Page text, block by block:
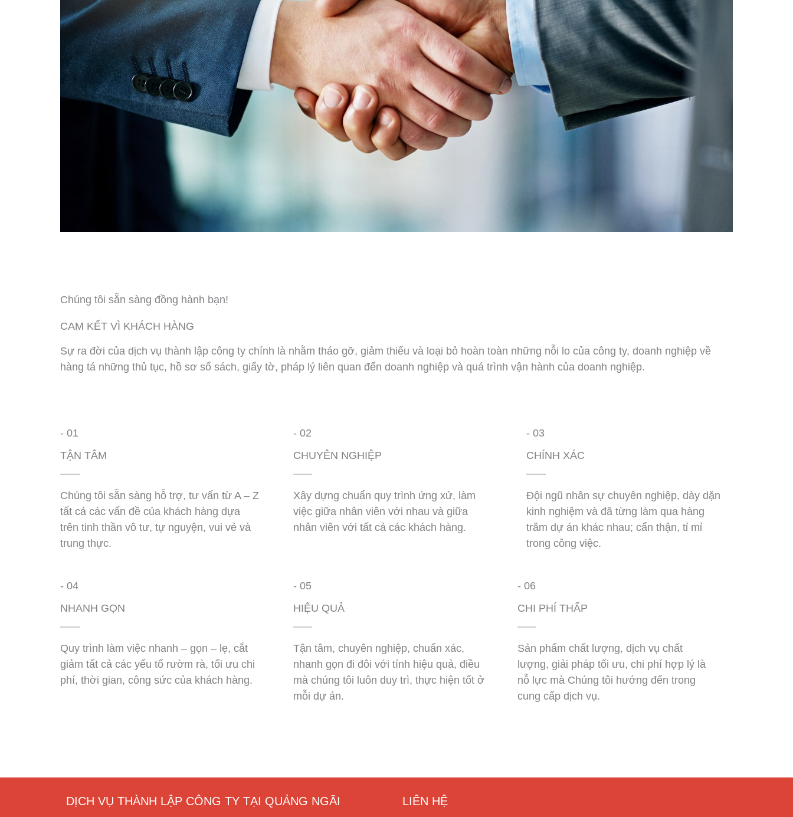
Chúng tôi sẵn sàng đồng hành bạn!
CAM KẾT VÌ KHÁCH HÀNG
Sự ra đời của dịch vụ thành lập công ty chính là nhằm tháo gỡ, giảm thiểu và loại bỏ hoàn toàn những nỗi lo của công ty, doanh nghiệp về
hàng tá những thủ tục, hồ sơ sổ sách, giấy tờ, pháp lý liên quan đến doanh nghiệp và quá trình vận hành của doanh nghiệp.
- 01
TẬN TÂM
Chúng tôi sẵn sàng hỗ trợ, tư vấn từ A – Z
tất cả các vấn đề của khách hàng dựa
trên tinh thần vô tư, tự nguyện, vui vẻ và
trung thực.
- 02
CHUYÊN NGHIỆP
Xây dựng chuẩn quy trình ứng xử, làm
việc giữa nhân viên với nhau và giữa
nhân viên với tất cả các khách hàng.
- 03
CHÍNH XÁC
Đội ngũ nhân sự chuyên nghiệp, dày dặn
kinh nghiệm và đã từng làm qua hàng
trăm dự án khác nhau; cẩn thận, tỉ mỉ
trong công việc.
- 04
NHANH GỌN
Quy trình làm việc nhanh – gọn – lẹ, cắt
giảm tất cả các yếu tố rườm rà, tối ưu chi
phí, thời gian, công sức của khách hàng.
- 05
HIỆU QUẢ
Tận tâm, chuyên nghiệp, chuẩn xác,
nhanh gọn đi đôi với tính hiệu quả, điều
mà chúng tôi luôn duy trì, thực hiện tốt ở
mỗi dự án.
- 06
CHI PHÍ THẤP
Sản phẩm chất lượng, dịch vụ chất
lượng, giải pháp tối ưu, chi phí hợp lý là
nỗ lực mà Chúng tôi hướng đến trong
cung cấp dịch vụ.
DỊCH VỤ THÀNH LẬP CÔNG TY TẠI QUẢNG NGÃI LIÊN HỆ